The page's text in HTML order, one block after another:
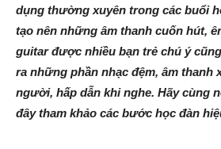
dụng thường xuyên trong các buổi
tạo nên những âm thanh cuốn hút,
guitar được nhiều bạn trẻ chú ý
ra những phần nhạc đệm, âm thanh
người, hấp dẫn khi nghe. Hãy cùng
đây tham khảo các bước học đàn